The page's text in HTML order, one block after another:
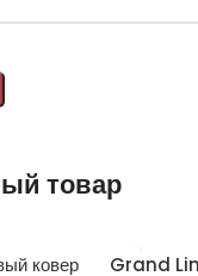
товар
ковер
Grand